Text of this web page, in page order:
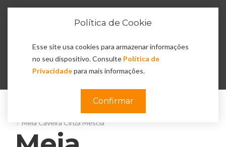
Política de Cookie
Esse site usa cookies para armazenar informações
no seu dispositivo. Consulte Política de
Privacidadepara mais informações.
Confirmar
0
Meia Caveira Cinza Mescla